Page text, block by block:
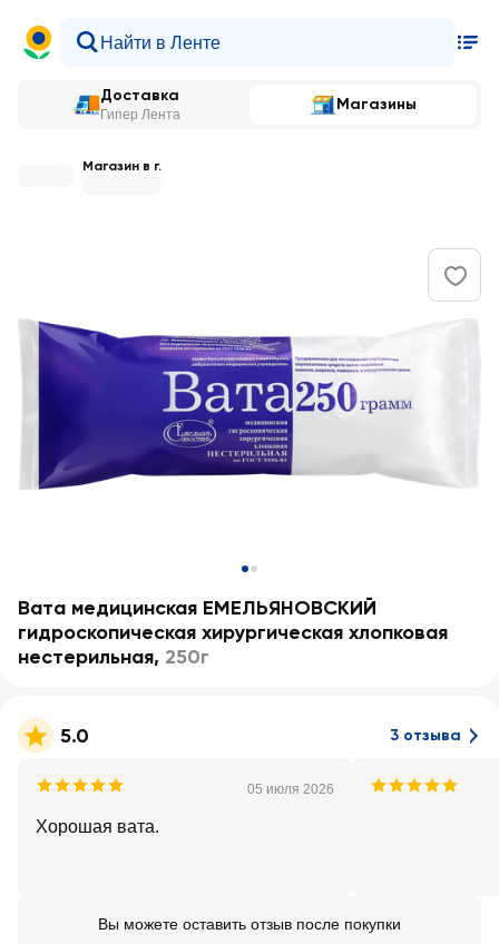
Доставка
Гипер Лента
Магазины
Магазин в г.
Вата медицинская ЕМЕЛЬЯНОВСКИЙ
гидроскопическая хирургическая хлопковая
нестерильная, 250г
5.0 3 отзыва
05 июля 2026
Хорошая вата.
Вы можете оставить отзыв после покупки